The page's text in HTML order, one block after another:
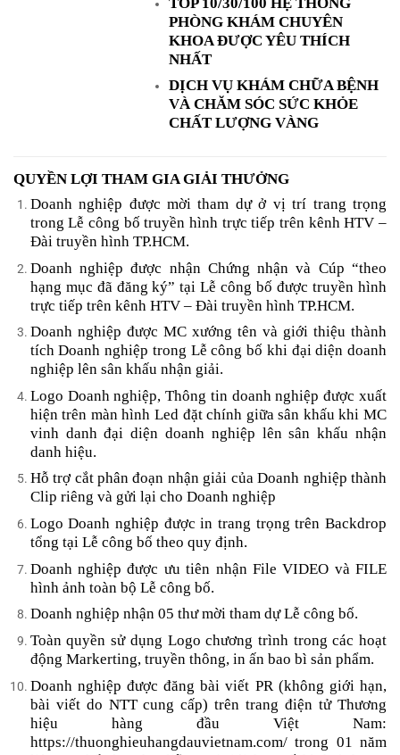
PHÒNG KHÁM CHUYÊN
KHOA ĐƯỢC YÊU THÍCH
NHẤT
DỊCH VỤ KHÁM CHỮA BỆNH
VÀ CHĂM SÓC SỨC KHỎE
CHẤT LƯỢNG VÀNG
QUYỀN LỢI THAM GIA GIẢI THƯỞNG
Doanh nghiệp được mời tham dự ở vị trí trang trọng
trong Lễ công bố truyền hình trực tiếp trên kênh HTV –
Đài truyền hình TP.HCM.
Doanh nghiệp được nhận Chứng nhận và Cúp “theo
hạng mục đã đăng ký” tại Lễ công bố được truyền hình
trực tiếp trên kênh HTV – Đài truyền hình TP.HCM.
Doanh nghiệp được MC xướng tên và giới thiệu thành
tích Doanh nghiệp trong Lễ công bố khi đại diện doanh
nghiệp lên sân khấu nhận giải.
Logo Doanh nghiệp, Thông tin doanh nghiệp được xuất
hiện trên màn hình Led đặt chính giữa sân khấu khi MC
vinh danh đại diện doanh nghiệp lên sân khấu nhận
danh hiệu.
Hỗ trợ cắt phân đoạn nhận giải của Doanh nghiệp thành
Clip riêng và gửi lại cho Doanh nghiệp
Logo Doanh nghiệp được in trang trọng trên Backdrop
tổng tại Lễ công bố theo quy định.
Doanh nghiệp được ưu tiên nhận File VIDEO và FILE
hình ảnh toàn bộ Lễ công bố.
Doanh nghiệp nhận 05 thư mời tham dự Lễ công bố.
Toàn quyền sử dụng Logo chương trình trong các hoạt
động Markerting, truyền thông, in ấn bao bì sản phẩm.
Doanh nghiệp được đăng bài viết PR (không giới hạn,
bài viết do NTT cung cấp) trên trang điện tử Thương
hiệu hàng đầu Việt Nam:
https://thuonghieuhangdauvietnam.com/ trong 01 năm